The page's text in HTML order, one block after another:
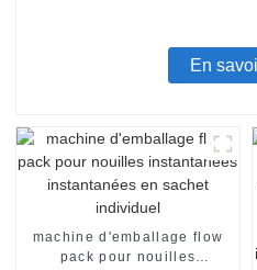
En
machine d'emballage flow
pack pour nouilles